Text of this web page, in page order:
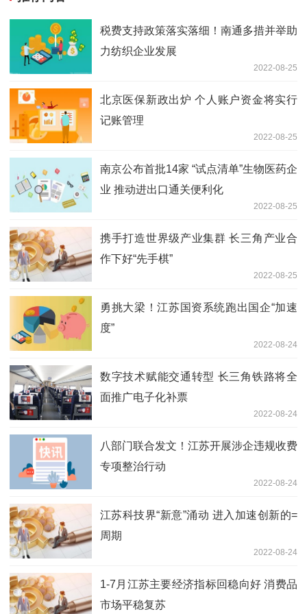
税费支持政策落实落细！南通多措并举助
力纺织企业发展
2022-08-25
北京医保新政出炉 个人账户资金将实行
记账管理
2022-08-25
南京公布首批14家 “试点清单”生物医药企
业 推动进出口通关便利化
2022-08-25
携手打造世界级产业集群 长三角产业合
作下好“先手棋”
2022-08-25
勇挑大梁！江苏国资系统跑出国企“加速
度”
2022-08-24
数字技术赋能交通转型 长三角铁路将全
面推广电子化补票
2022-08-24
八部门联合发文！江苏开展涉企违规收费
专项整治行动
2022-08-24
江苏科技界“新意”涌动 进入加速创新的=
周期
2022-08-24
1-7月江苏主要经济指标回稳向好 消费品
市场平稳复苏